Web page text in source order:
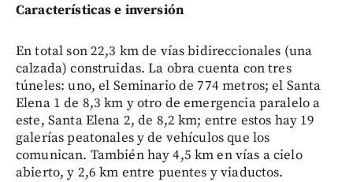
Características e inversión
En total son 22,3 km de vías bidireccionales (una
calzada) construidas. La obra cuenta con tres
túneles: uno, el Seminario de 774 metros; el Santa
Elena 1 de 8,3 km y otro de emergencia paralelo a
este, Santa Elena 2, de 8,2 km; entre estos hay 19
galerías peatonales y de vehículos que los
comunican. También hay 4,5 km en vías a cielo
abierto, y 2,6 km entre puentes y viaductos.